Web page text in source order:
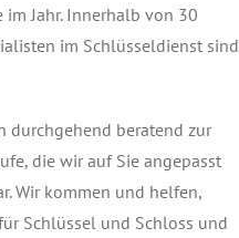
Jahr. Innerhalb von 30
im Schlüsseldienst sind
durchgehend beratend zur
die wir auf Sie angepasst
Wir kommen und helfen,
Schlüssel und Schloss und